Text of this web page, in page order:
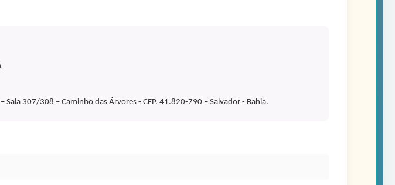
307/308 – Caminho das Árvores - CEP. 41.820-790 – Salvador - Bahia.